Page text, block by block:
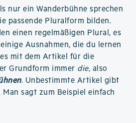
nur ein Wanderbühne sprechen
passende Pluralform bilden.
einen regelmäßigen Plural, es
Ausnahmen, die du lernen
mit dem Artikel für die
Grundform immer die, also
. Unbestimmte Artikel gibt
sagt zum Beispiel einfach